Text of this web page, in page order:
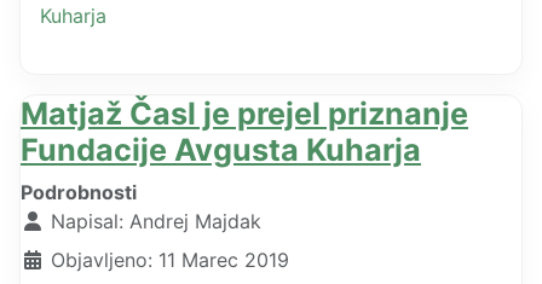
Kuharja
Matjaž Časl je prejel priznanje
Fundacije Avgusta Kuharja
Podrobnosti
Napisal: Andrej Majdak
Objavljeno: 11 Marec 2019